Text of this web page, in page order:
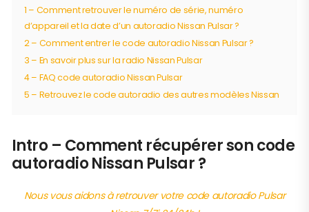
1 – Comment retrouver le numéro de série, numéro
d’appareil et la date d’un autoradio Nissan Pulsar ?
2 – Comment entrer le code autoradio Nissan Pulsar ?
3 – En savoir plus sur la radio Nissan Pulsar
4 – FAQ code autoradio Nissan Pulsar
5 – Retrouvez le code autoradio des autres modèles Nissan
Intro – Comment récupérer son code
autoradio Nissan Pulsar ?
Nous vous aidons à retrouver votre code autoradio Pulsar